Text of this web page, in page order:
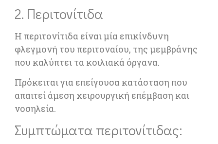
2. Περιτονίτιδα
Η περιτονίτιδα είναι μία επικίνδυνη
φλεγμονή του περιτοναίου, της μεμβράνης
που καλύπτει τα κοιλιακά όργανα.
Πρόκειται για επείγουσα κατάσταση που
απαιτεί άμεση χειρουργική επέμβαση και
νοσηλεία.
Συμπτώματα περιτονίτιδας: